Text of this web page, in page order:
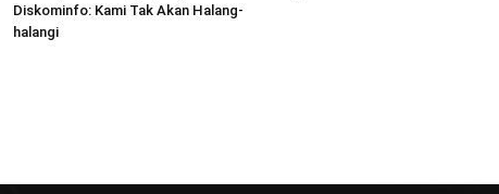
Diskominfo: Kami Tak Akan Halang-
halangi